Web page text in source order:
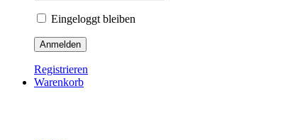
Eingeloggt bleiben
Registrieren
Warenkorb